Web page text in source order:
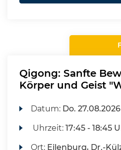
Qigong: Sanfte
Körper und Geist
Datum: Do.
Uhrzeit:17:45 - 18:45
Ort: Eilenburg, Dr.-